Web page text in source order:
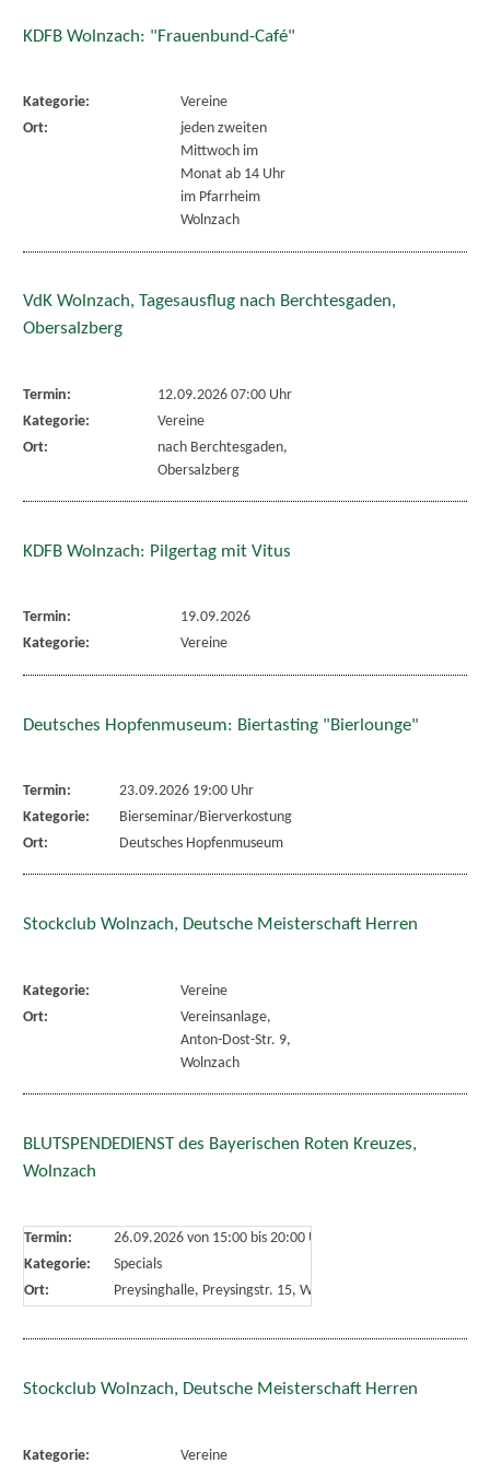
KDFB Wolnzach: "Frauenbund-Café"
Kategorie:
Vereine
Ort:
jeden zweiten
Mittwoch im
Monat ab 14 Uhr
im Pfarrheim
Wolnzach
VdK Wolnzach, Tagesausflug nach Berchtesgaden,
Obersalzberg
Termin:
12.09.2026 07:00 Uhr
Kategorie:
Vereine
Ort:
nach Berchtesgaden,
Obersalzberg
KDFB Wolnzach: Pilgertag mit Vitus
Termin:
19.09.2026
Kategorie:
Vereine
Deutsches Hopfenmuseum: Biertasting "Bierlounge"
Termin:
23.09.2026 19:00 Uhr
Kategorie:
Bierseminar/Bierverkostung
Ort:
Deutsches Hopfenmuseum
Stockclub Wolnzach, Deutsche Meisterschaft Herren
Kategorie:
Vereine
Ort:
Vereinsanlage,
Anton-Dost-Str. 9,
Wolnzach
BLUTSPENDEDIENST des Bayerischen Roten Kreuzes,
Wolnzach
Termin: 26.09.2026 von 15:00bis 20:00 Uhr
Kategorie:
Specials
Ort:
Preysinghalle, Preysingstr. 15, Wolnzach
Stockclub Wolnzach, Deutsche Meisterschaft Herren
Kategorie:
Vereine